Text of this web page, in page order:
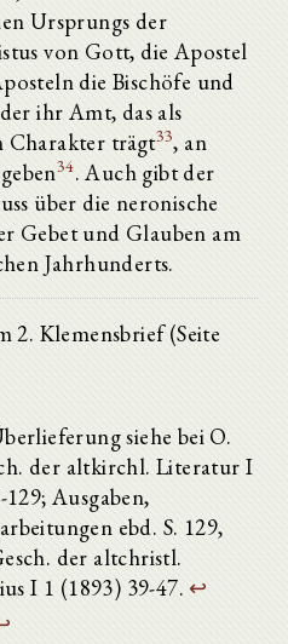
Ursprungs der
von Gott, die Apostel
die Bischöfe und
ihr Amt, das als
Charakter trägt33, an
34. Auch gibt der
über die neronische
Gebet und Glauben am
Jahrhunderts.
2. Klemensbrief (Seite
siehe bei O.
der altkirchl. Literatur I
Ausgaben,
ebd. S. 129,
der altchristl.
I 1 (1893) 39-47. ↩